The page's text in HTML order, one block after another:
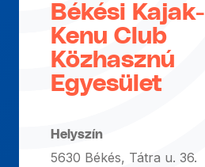
Békési Kajak-
Kenu Club
Közhasznú
Egyesület
Helyszín
5630 Békés, Tátra u. 36.